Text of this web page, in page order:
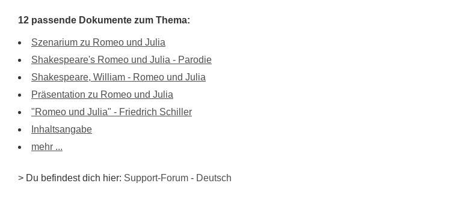
12 passende Dokumente zum Thema:
Szenarium zu Romeo und Julia
Shakespeare's Romeo und Julia - Parodie
Shakespeare, William - Romeo und Julia
Präsentation zu Romeo und Julia
"Romeo und Julia" - Friedrich Schiller
Inhaltsangabe
mehr ...
> Du befindest dich hier: Support-Forum - Deutsch